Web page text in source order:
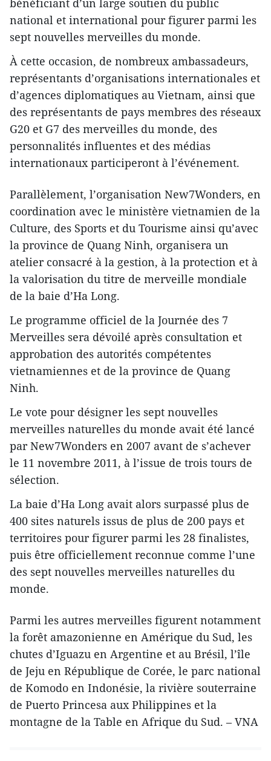
bénéficiant d’un large soutien du public
national et international pour figurer parmi les
sept nouvelles merveilles du monde.
À cette occasion, de nombreux ambassadeurs,
représentants d’organisations internationales et
d’agences diplomatiques au Vietnam, ainsi que
des représentants de pays membres des réseaux
G20 et G7 des merveilles du monde, des
personnalités influentes et des médias
internationaux participeront à l’événement.
Parallèlement, l’organisation New7Wonders, en
coordination avec le ministère vietnamien de la
Culture, des Sports et du Tourisme ainsi qu’avec
la province de Quang Ninh, organisera un
atelier consacré à la gestion, à la protection et à
la valorisation du titre de merveille mondiale
de la baie d’Ha Long.
Le programme officiel de la Journée des 7
Merveilles sera dévoilé après consultation et
approbation des autorités compétentes
vietnamiennes et de la province de Quang
Ninh.
Le vote pour désigner les sept nouvelles
merveilles naturelles du monde avait été lancé
par New7Wonders en 2007 avant de s’achever
le 11 novembre 2011, à l’issue de trois tours de
sélection.
La baie d’Ha Long avait alors surpassé plus de
400 sites naturels issus de plus de 200 pays et
territoires pour figurer parmi les 28 finalistes,
puis être officiellement reconnue comme l’une
des sept nouvelles merveilles naturelles du
monde.
Parmi les autres merveilles figurent notamment
la forêt amazonienne en Amérique du Sud, les
chutes d’Iguazu en Argentine et au Brésil, l’île
de Jeju en République de Corée, le parc national
de Komodo en Indonésie, la rivière souterraine
de Puerto Princesa aux Philippines et la
montagne de la Table en Afrique du Sud. – VNA